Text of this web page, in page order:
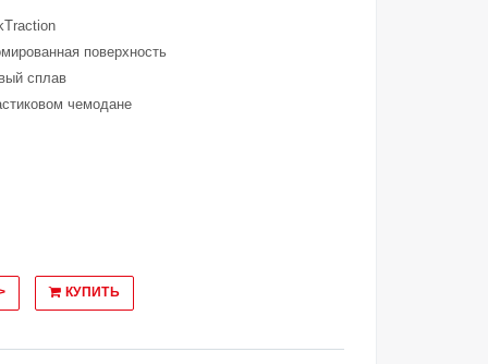
поверхность
сплав
чемодане
КУПИТЬ